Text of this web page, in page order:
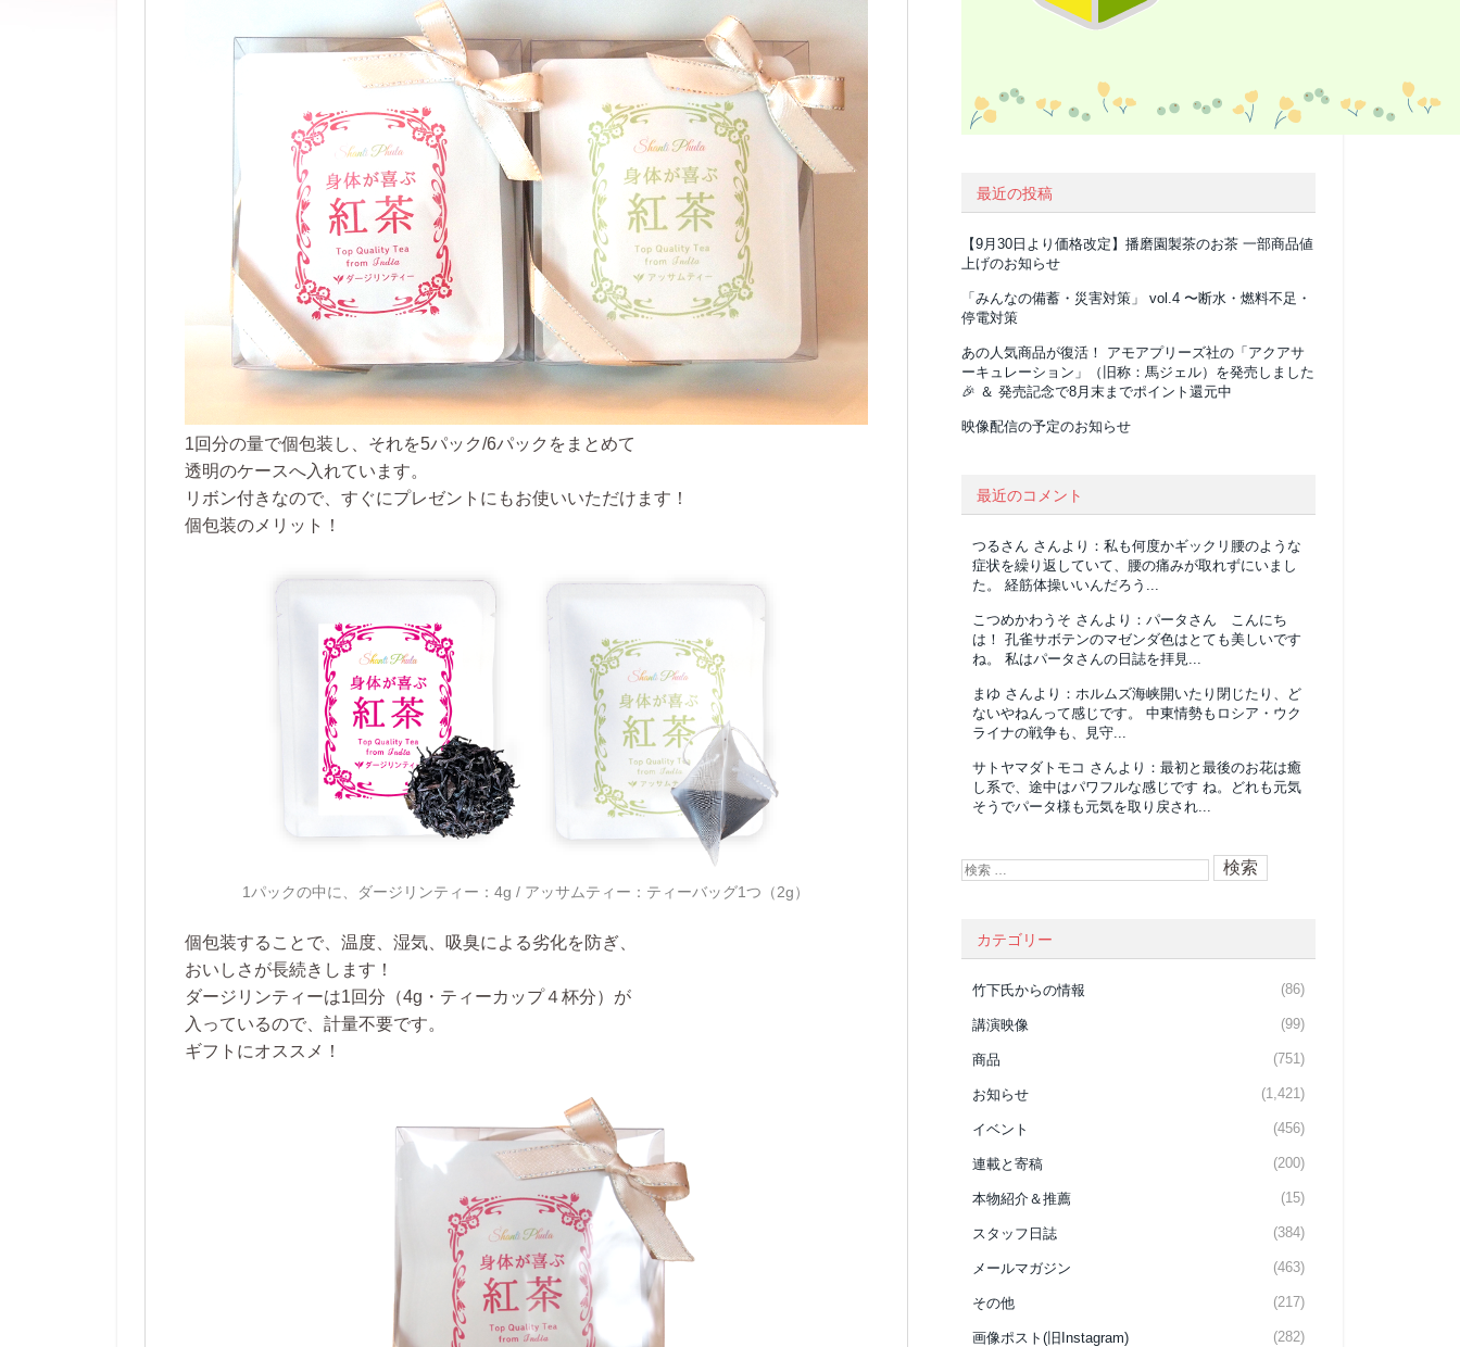
1回分の量で個包装し、それを5パック/6パックをまとめて
透明のケースへ入れています。
リボン付きなので、すぐにプレゼントにもお使いいただけます！
個包装のメリット！
1パックの中に、ダージリンティー：4g / アッサムティー：ティーバッグ1つ（2g）
個包装することで、温度、湿気、吸臭による劣化を防ぎ、
おいしさが長続きします！
ダージリンティーは1回分（4g・ティーカップ４杯分）が
入っているので、計量不要です。
ギフトにオススメ！
最近の投稿
【9月30日より価格改定】播磨園製茶のお茶 一部商品値
上げのお知らせ
「みんなの備蓄・災害対策」 vol.4 〜断水・燃料不足・
停電対策
あの人気商品が復活！ アモアプリーズ社の「アクアサ
ーキュレーション」（旧称：馬ジェル）を発売しました
🎉 ＆ 発売記念で8月末までポイント還元中
映像配信の予定のお知らせ
最近のコメント
つるさん さんより： 私も何度かギックリ腰のような
症状を繰り返していて、腰の痛みが取れずにいまし
た。 経筋体操いいんだろう...
こつめかわうそ さんより： パータさん こんにち
は！ 孔雀サボテンのマゼンダ色はとても美しいです
ね。 私はパータさんの日誌を拝見...
まゆ さんより： ホルムズ海峡開いたり閉じたり、ど
ないやねんって感じです。 中東情勢もロシア・ウク
ライナの戦争も、見守...
サトヤマダトモコ さんより： 最初と最後のお花は癒
し系で、途中はパワフルな感じです ね。どれも元気
そうでパータ様も元気を取り戻され...
カテゴリー
竹下氏からの情報 (86)
講演映像 (99)
商品 (751)
お知らせ (1,421)
イベント (456)
連載と寄稿 (200)
本物紹介＆推薦 (15)
スタッフ日誌 (384)
メールマガジン (463)
その他 (217)
画像ポスト(旧Instagram) (282)